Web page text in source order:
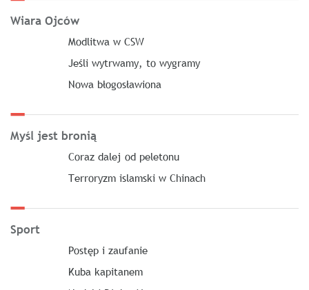
Wiara Ojców
Modlitwa w CSW
Jeśli wytrwamy, to wygramy
Nowa błogosławiona
Myśl jest bronią
Coraz dalej od peletonu
Terroryzm islamski w Chinach
Sport
Postęp i zaufanie
Kuba kapitanem